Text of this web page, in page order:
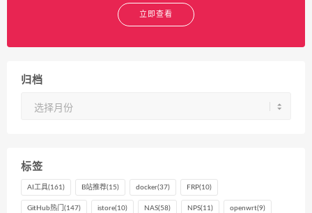
立即查看
归档
标签
AI工具(161) B站推荐(15) docker(37) FRP(10)
GitHub热门 (147) istore(10) NAS(58) NPS(11) openwrt(9)